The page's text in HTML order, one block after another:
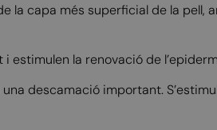
la capa més superficial de la pell,
estimulen la renovació de
descamació important.